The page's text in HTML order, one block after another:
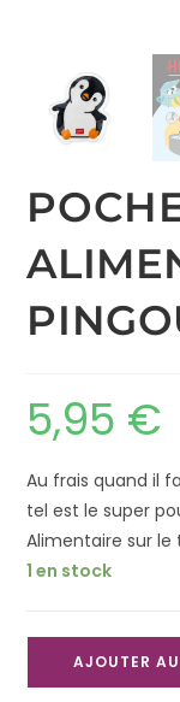
5,95 €
Au frais quand il
tel est le super
Alimentaire sur le
1 en stock
AJOUTER